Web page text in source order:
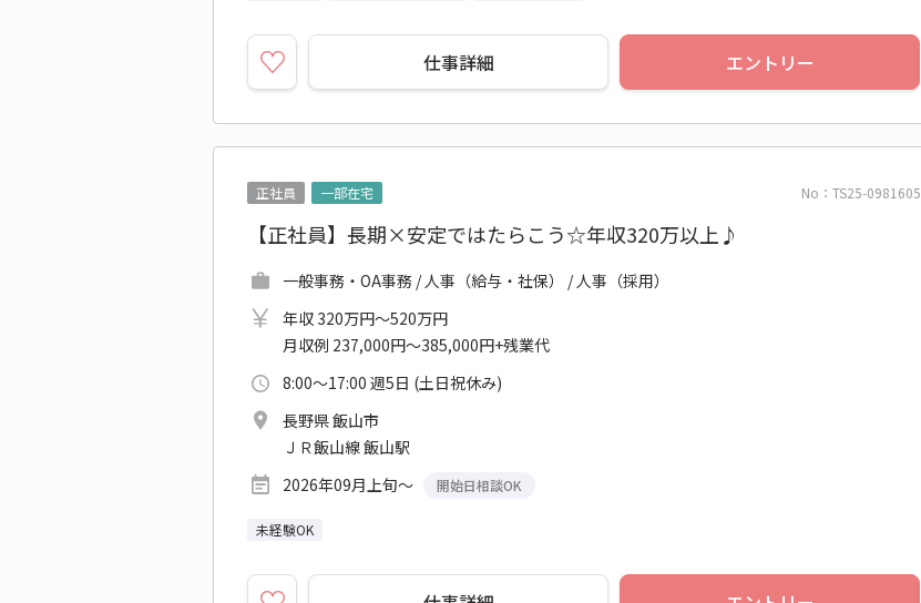
仕事詳細 エントリー
No：TS25-0981605
正社員 一部在宅
【正社員】長期×安定ではたらこう☆年収320万以上♪
一般事務・OA事務 / 人事（給与・社保） / 人事（採用）
年収 320万円～520万円
月収例 237,000円～385,000円+残業代
8:00～17:00 週5日 (土日祝休み)
長野県 飯山市
ＪＲ飯山線 飯山駅
2026年09月上旬～
開始日相談OK
未経験OK